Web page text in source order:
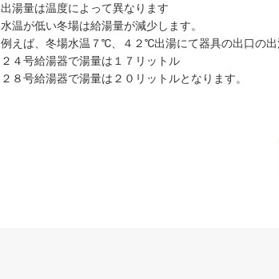
出湯量は温度によって異なります
水温が低い冬場は給湯量が減少します。
例えば、冬場水温７℃、４２℃出湯にて器具の出口の出
２４号給湯器で湯量は１７リットル
２８号給湯器で湯量は２０リットルとなります。